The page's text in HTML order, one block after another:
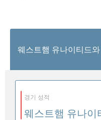
웨스트햄 유나이티드
경기 성적
웨스트햄 유나이